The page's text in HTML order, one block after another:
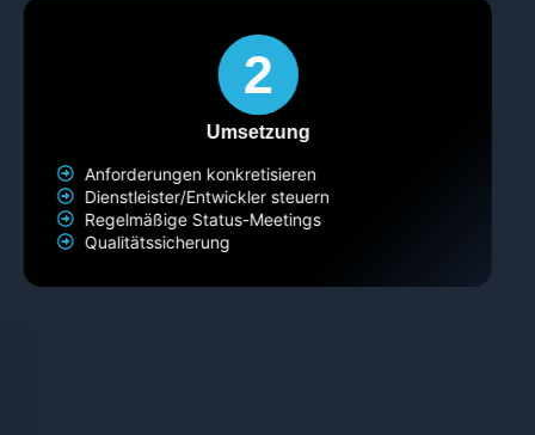
Umsetzung
Anforderungen konkretisieren
Dienstleister/Entwickler steuern
Regelmäßige Status-Meetings
Qualitätssicherung